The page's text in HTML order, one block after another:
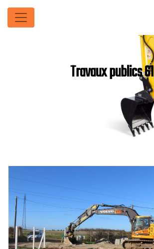
Panneau de gestion des cookies
Travaux publics 61